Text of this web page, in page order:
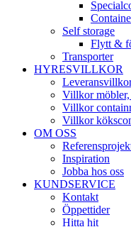
Self storage
Flytt &
Transporter
HYRESVILLKOR
Villkor
Villkor
Villkor
OM OSS
Inspiration
Jobba hos oss
KUNDSERVICE
Kontakt
Öppettider
Hitta hit